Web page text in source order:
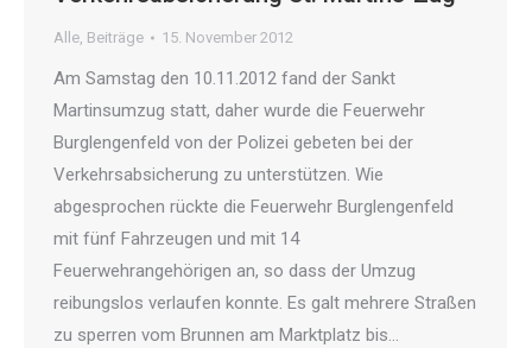
Alle, Beiträge 15. November 2012
Am Samstag den 10.11.2012 fand der Sankt
Martinsumzug statt, daher wurde die Feuerwehr
Burglengenfeld von der Polizei gebeten bei der
Verkehrsabsicherung zu unterstützen. Wie
abgesprochen rückte die Feuerwehr Burglengenfeld
mit fünf Fahrzeugen und mit 14
Feuerwehrangehörigen an, so dass der Umzug
reibungslos verlaufen konnte. Es galt mehrere Straßen
zu sperren vom Brunnen am Marktplatz bis…